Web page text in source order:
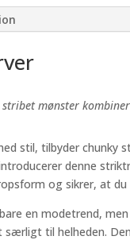
mønster
stil, tilbyder chunky
denne
og sikrer, at
en modetrend,
til helheden.